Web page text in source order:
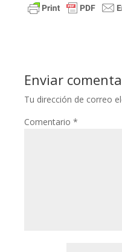
Enviar
Tu dirección de correo
Comentario *